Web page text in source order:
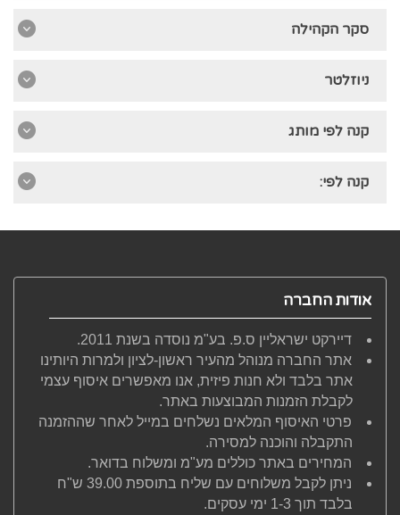
סקר הקהילה
ניוזלטר
קנה לפי מותג
קנה לפי:
אודות החברה
דיירקט ישראליין ס.פ. בע"מ נוסדה בשנת 2011.
אתר החברה מנוהל מהעיר ראשון-לציון ולמרות היותינו
אתר בלבד ולא חנות פיזית, אנו מאפשרים איסוף עצמי
לקבלת הזמנות המבוצעות באתר.
פרטי האיסוף המלאים נשלחים במייל לאחר שההזמנה
התקבלה והוכנה למסירה.
המחירים באתר כוללים מע"מ ומשלוח בדואר.
ניתן לקבל משלוחים עם שליח בתוספת 39.00 ש"ח
בלבד תוך 1-3 ימי עסקים.